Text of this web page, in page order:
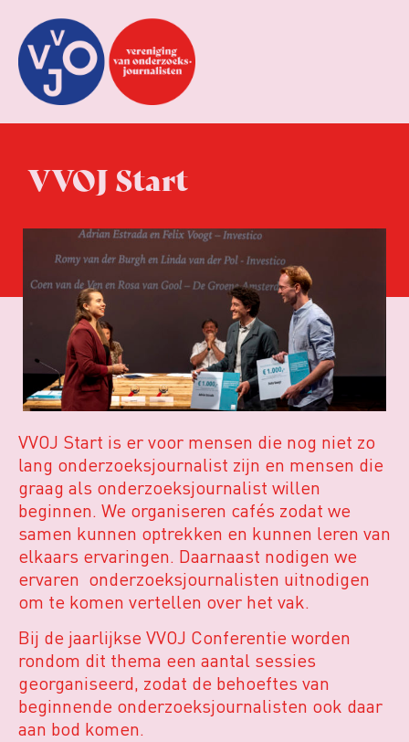
VVOJ Start
VVOJ Start is er voor mensen die nog niet zo
lang onderzoeksjournalist zijn en mensen die
graag als onderzoeksjournalist willen
beginnen. We organiseren cafés zodat we
samen kunnen optrekken en kunnen leren van
elkaars ervaringen. Daarnaast nodigen we
ervaren onderzoeksjournalisten uitnodigen
om te komen vertellen over het vak.
Bij de jaarlijkse VVOJ Conferentie worden
rondom dit thema een aantal sessies
georganiseerd, zodat de behoeftes van
beginnende onderzoeksjournalisten ook daar
aan bod komen.